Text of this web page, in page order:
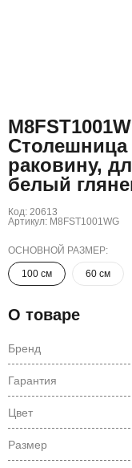
раковину,
белый
Код: 20613
Артикул: M8FST1001WG
ОСНОВНОЙ РАЗМЕР:
100 см 60 см
О товаре
Бренд
Гарантия
Цвет
Размер